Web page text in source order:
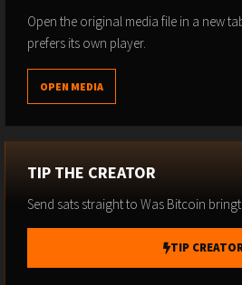
Open the original media file in a new
prefers its own player.
OPEN MEDIA
TIP THE CREATOR
Send sats straight to Was Bitcoin
TIP